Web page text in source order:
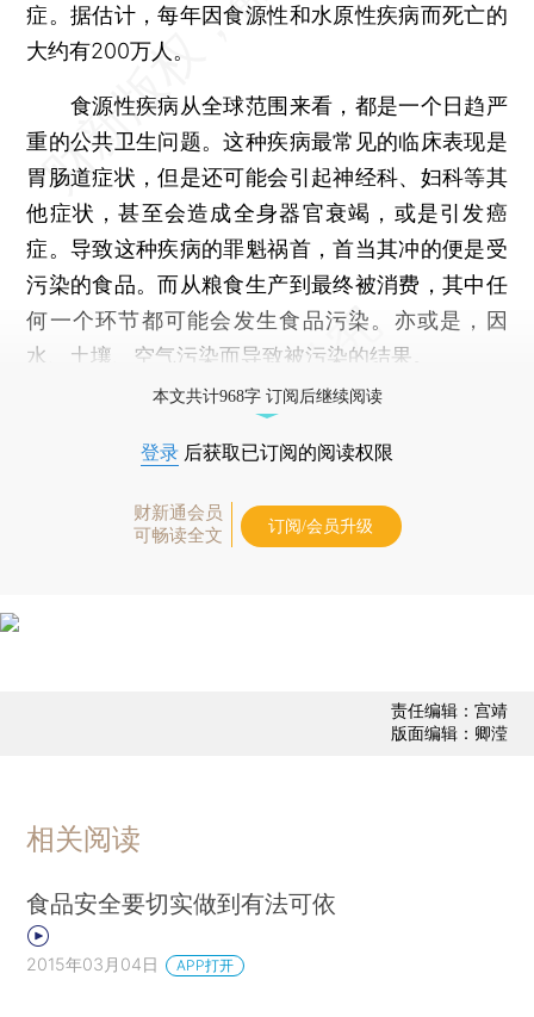
症。据估计，每年因食源性和水原性疾病而死亡的
大约有200万人。
食源性疾病从全球范围来看，都是一个日趋严
重的公共卫生问题。这种疾病最常见的临床表现是
胃肠道症状，但是还可能会引起神经科、妇科等其
他症状，甚至会造成全身器官衰竭，或是引发癌
症。导致这种疾病的罪魁祸首，首当其冲的便是受
污染的食品。而从粮食生产到最终被消费，其中任
何一个环节都可能会发生食品污染。亦或是，因
水、土壤、空气污染而导致被污染的结果。
本文共计968字 订阅后继续阅读
登录 后获取已订阅的阅读权限
财新通会员
可畅读全文
订阅/会员升级
责任编辑：宫靖
版面编辑：卿滢
相关阅读
食品安全要切实做到有法可依
2015年03月04日 APP打开